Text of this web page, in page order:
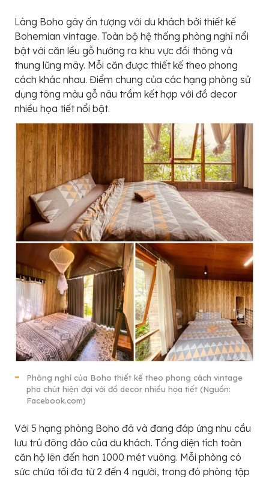
Làng Boho gây ấn tượng với du khách bởi thiết kế
Bohemian vintage. Toàn bộ hệ thống phòng nghỉ nổi
bật với căn lều gỗ hướng ra khu vực đồi thông và
thung lũng mây. Mỗi căn được thiết kế theo phong
cách khác nhau. Điểm chung của các hạng phòng sử
dụng tông màu gỗ nâu trầm kết hợp với đồ decor
nhiều họa tiết nổi bật.
Phòng nghỉ của Boho thiết kế theo phong cách vintage
pha chút hiện đại với đồ decor nhiều họa tiết (Nguồn:
Facebook.com)
Với 5 hạng phòng Boho đã và đang đáp ứng nhu cầu
lưu trú đông đảo của du khách. Tổng diện tích toàn
căn hộ lên đến hơn 1000 mét vuông. Mỗi phòng có
sức chứa tối đa từ 2 đến 4 người, trong đó phòng tập